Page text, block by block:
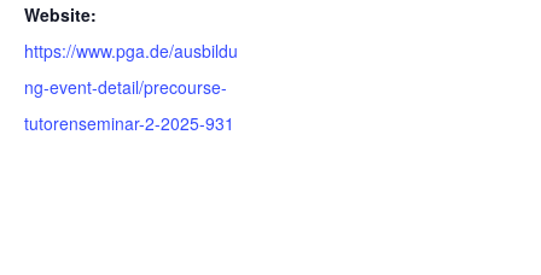
Website:
https://www.pga.de/ausbildu
ng-event-detail/precourse-
tutorenseminar-2-2025-931